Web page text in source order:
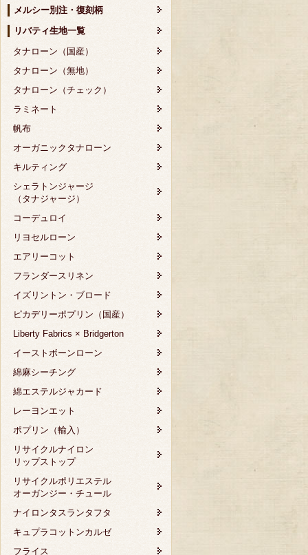
メルシー別注・復刻柄
リバティ生地一覧
タナローン（国産）
タナローン（無地）
タナローン（チェック）
ラミネート
帆布
オーガニックタナローン
キルティング
シェラトンジャージ
（タナジャージ）
コーデュロイ
リヨセルローン
エアリーコット
フランダースリネン
イズリントン・ブロード
ピカデリーポプリン（国産）
Liberty Fabrics × Bridgerton
イーストボーンローン
綿麻シーチング
綿エステルジャカード
レーヨンエット
ポプリン（輸入）
リサイクルナイロン
リップストップ
リサイクルポリエステル
オーガンジー・チュール
ナイロンタスランタフタ
キュプラコットンカルゼ
フライス